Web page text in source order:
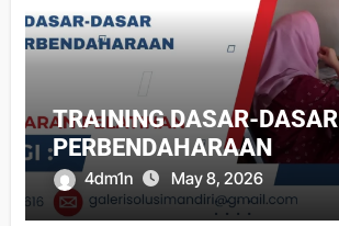
TRAINING DASAR-DASAR
PERBENDAHARAAN
4dm1n May 8, 2026